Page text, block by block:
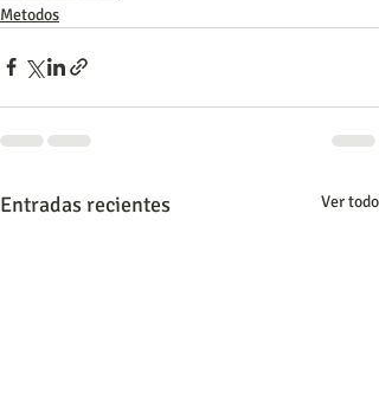
Metodos
Entradas recientes Ver todo